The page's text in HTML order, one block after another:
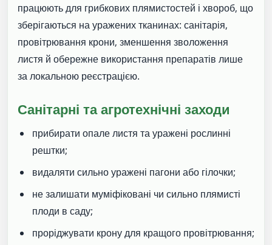
працюють для грибкових плямистостей і хвороб, що
зберігаються на уражених тканинах: санітарія,
провітрювання крони, зменшення зволоження
листя й обережне використання препаратів лише
за локальною реєстрацією.
Санітарні та агротехнічні заходи
прибирати опале листя та уражені рослинні
рештки;
видаляти сильно уражені пагони або гілочки;
не залишати муміфіковані чи сильно плямисті
плоди в саду;
проріджувати крону для кращого провітрювання;